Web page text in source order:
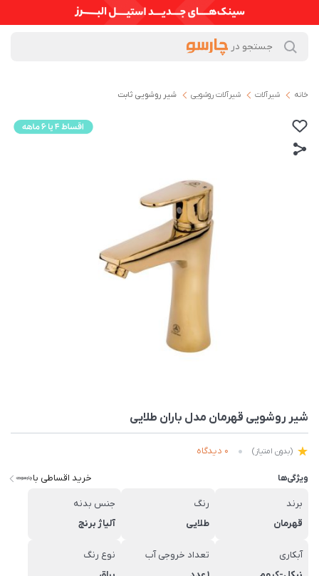
خانه شیرآلات شیرآلات روشویی شیر روشویی ثابت
شیر روشویی قهرمان مدل باران طلایی
(بدون امتیاز) 0 دیدگاه
ویژگی‌ها خرید اقساطی با
برند
قهرمان
رنگ
طلایی
جنس بدنه
آلیاژ برنج
آبکاری
تعداد خروجی آب
نوع رنگ